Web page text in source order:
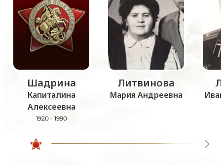
Шадрина
Капиталина
Алексеевна
1920 - 1990
Литвинова
Мария Андреевна